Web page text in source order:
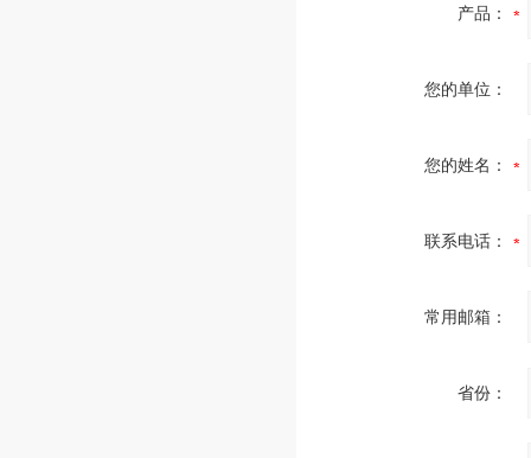
产品：
您的单位：
您的姓名：
联系电话：
常用邮箱：
省份：